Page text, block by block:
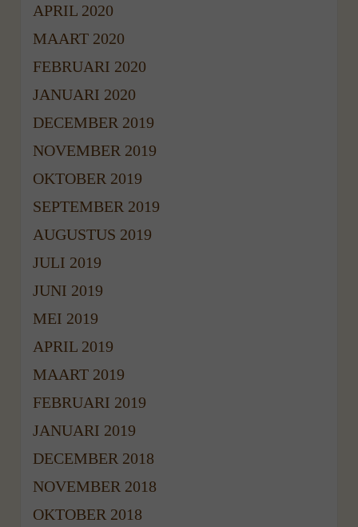
APRIL 2020
MAART 2020
FEBRUARI 2020
JANUARI 2020
DECEMBER 2019
NOVEMBER 2019
OKTOBER 2019
SEPTEMBER 2019
AUGUSTUS 2019
JULI 2019
JUNI 2019
MEI 2019
APRIL 2019
MAART 2019
FEBRUARI 2019
JANUARI 2019
DECEMBER 2018
NOVEMBER 2018
OKTOBER 2018